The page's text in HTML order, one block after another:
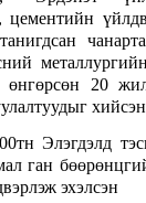
20
Элэгдэлд
ган
эхэлсэн